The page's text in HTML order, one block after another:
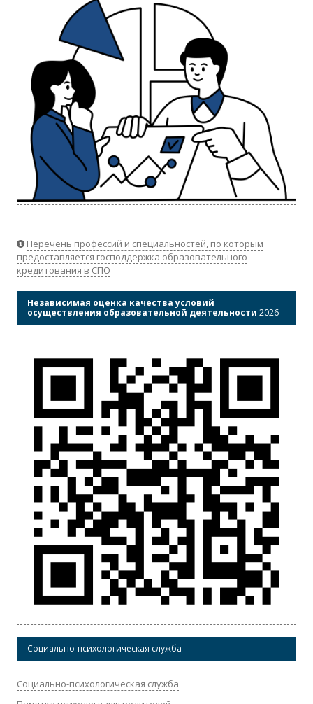
Перечень профессий и специальностей, по которым
предоставляется господдержка образовательного
кредитования в СПО
Независимая оценка качества условий
осуществления образовательной деятельности 2026
Социально-психологическая служба
Социально-психологическая служба